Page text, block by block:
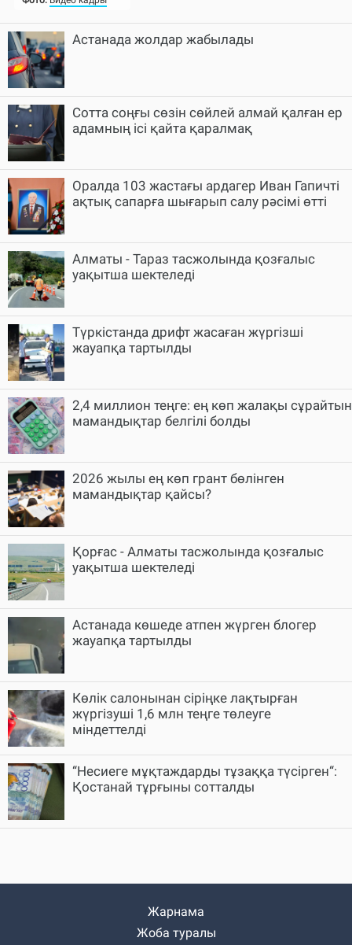
Астанада жолдар жабылады
Cотта соңғы сөзін сөйлей алмай қалған ер
адамның ісі қайта қаралмақ
Оралда 103 жастағы ардагер Иван Гапичті
ақтық сапарға шығарып салу рәсімі өтті
Алматы - Тараз тасжолында қозғалыс
уақытша шектеледі
Түркістанда дрифт жасаған жүргізші
жауапқа тартылды
2,4 миллион теңге: ең көп жалақы сұрайтын
мамандықтар белгілі болды
2026 жылы ең көп грант бөлінген
мамандықтар қайсы?
Қорғас - Алматы тасжолында қозғалыс
уақытша шектеледі
Астанада көшеде атпен жүрген блогер
жауапқа тартылды
Көлік салонынан сіріңке лақтырған
жүргізуші 1,6 млн теңге төлеуге
міндеттелді
“Несиеге мұқтаждарды тұзаққа түсірген“:
Қостанай тұрғыны сотталды
Жарнама
Жоба туралы